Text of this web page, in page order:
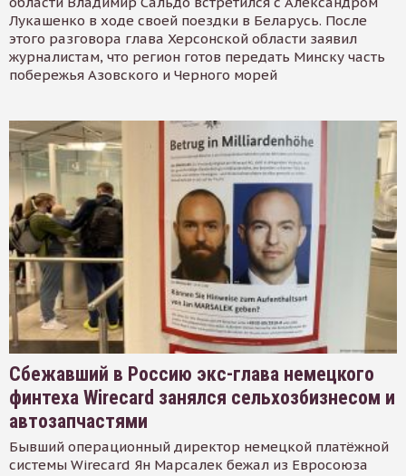
Лукашенко в ходе своей поездки в Беларусь. После
этого разговора глава Херсонской области заявил
журналистам, что регион готов передать Минску часть
побережья Азовского и Черного морей
Сбежавший в Россию экс-глава немецкого
финтеха Wirecard занялся сельхозбизнесом и
автозапчастями
Бывший операционный директор немецкой платёжной
системы Wirecard Ян Марсалек бежал из Евросоюза